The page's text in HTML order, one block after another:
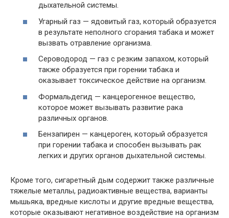
дыхательной системы.
Угарный газ — ядовитый газ, который образуется
в результате неполного сгорания табака и может
вызвать отравление организма.
Сероводород — газ с резким запахом, который
также образуется при горении табака и
оказывает токсическое действие на организм.
Формальдегид — канцерогенное вещество,
которое может вызывать развитие рака
различных органов.
Бензапирен — канцероген, который образуется
при горении табака и способен вызывать рак
легких и других органов дыхательной системы.
Кроме того, сигаретный дым содержит также различные
тяжелые металлы, радиоактивные вещества, варианты
мышьяка, вредные кислоты и другие вредные вещества,
которые оказывают негативное воздействие на организм